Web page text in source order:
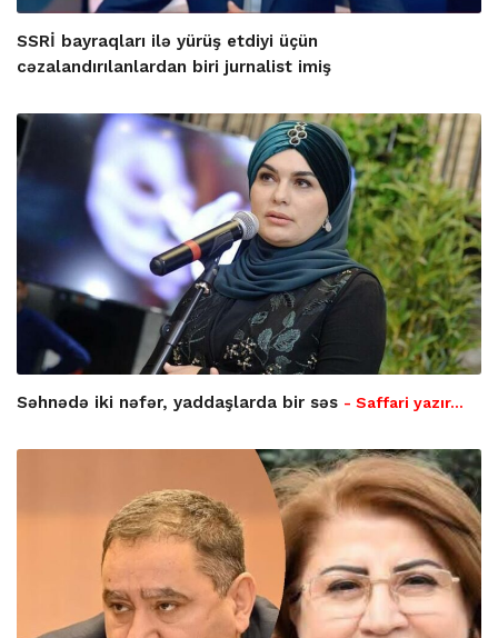
SSRİ bayraqları ilə yürüş etdiyi üçün
cəzalandırılanlardan biri jurnalist imiş
Səhnədə iki nəfər, yaddaşlarda bir səs - Saffari yazır…